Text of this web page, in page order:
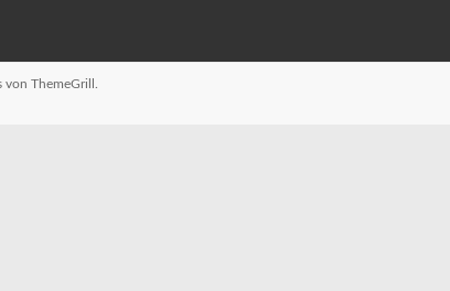
von ThemeGrill.